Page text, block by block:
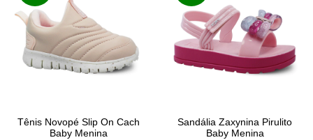
Tênis Novopé Slip On Cach
Baby Menina
Sandália Zaxynina Pirulito
Baby Menina